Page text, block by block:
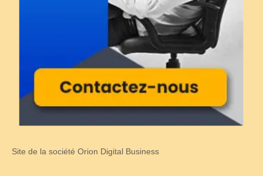
Site de la société Orion Digital Business